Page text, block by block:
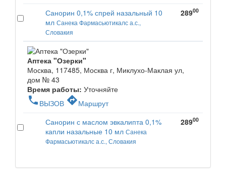
Санорин 0,1% спрей назальный 10
мл Санека Фармасьютикалс а.с.,
Словакия
28900
Аптека "Озерки"
Москва, 117485, Москва г, Миклухо-Маклая ул,
дом № 43
Время работы: Уточняйте
phone ВЫЗОВ directionsМаршрут
Санорин с маслом эвкалипта 0,1%
капли назальные 10 мл Санека
Фармасьютикалс а.с., Словакия
28900